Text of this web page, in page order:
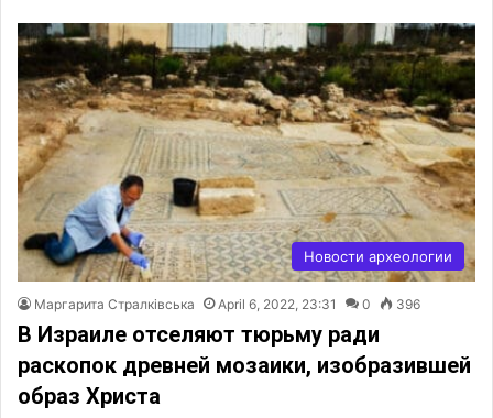
Новости археологии
Маргарита Стралківська April 6, 2022, 23:31 0 396
В Израиле отселяют тюрьму ради
раскопок древней мозаики, изобразившей
образ Христа